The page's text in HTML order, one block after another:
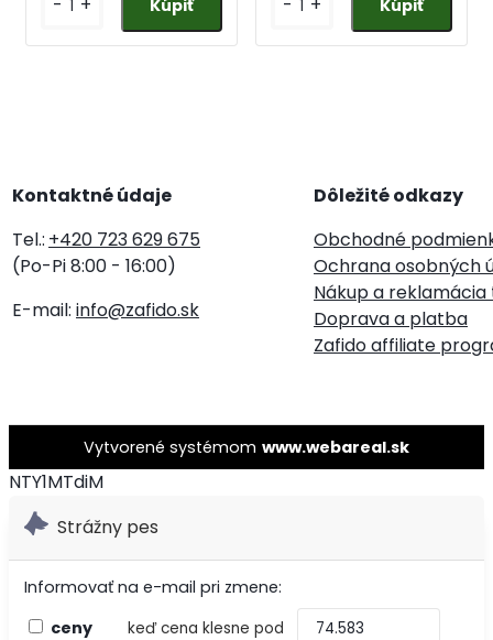
- + - +
Kontaktné údaje
Tel.: +420 723 629 675
(Po-Pi 8:00 - 16:00)
E-mail: info@zafido.sk
Dôležité odkazy
Obchodné
Ochrana osobných
Nákup a
Doprava a platba
Zafido affiliate
Vytvorené systémom www.webareal.sk
NTY1MTdiM
Strážny pes
Informovať na e-mail pri zmene:
ceny
keď cena klesne pod